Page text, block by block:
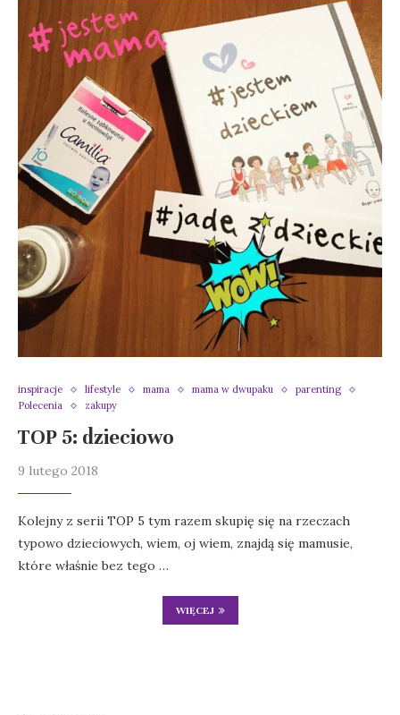
inspiracje lifestyle mama mama w dwupaku
parenting
Polecenia
zakupy
TOP 5: dzieciowo
9 lutego 2018
Kolejny z serii TOP 5 tym razem skupię się na rzeczach
typowo dzieciowych, wiem, oj wiem, znajdą się mamusie,
które właśnie bez tego …
WIĘCEJ